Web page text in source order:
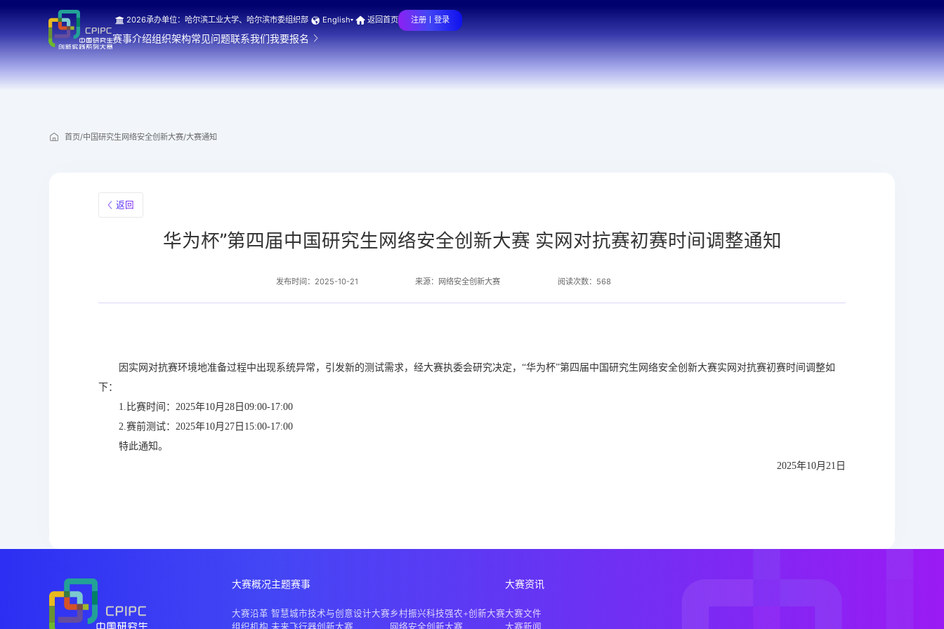
2026承办单位：哈尔滨工业大学、哈尔滨市委组织部 English 返回首页 注册丨登录
赛事介绍组织架构常见问题联系我们我要报名
首页/中国研究生网络安全创新大赛/大赛通知
返回
华为杯”第四届中国研究生网络安全创新大赛 实网对抗赛初赛时间调整通知
发布时间：2025-10-21 来源：网络安全创新大赛 阅读次数：568
因实网对抗赛环境地准备过程中出现系统异常，引发新的测试需求，经大赛执委会研究决定，“华为杯”第四届中国研究生网络安全创新大赛实网对抗赛初赛时间调整如
下：
1.比赛时间：2025年10月28日09:00-17:00
2.赛前测试：2025年10月27日15:00-17:00
特此通知。
2025年10月21日
大赛概况
大赛沿革
组织机构
主题赛事
智慧城市技术与创意设计大赛
未来飞行器创新大赛
乡村振兴科技强农+创新大赛
网络安全创新大赛
大赛资讯
大赛文件
大赛新闻